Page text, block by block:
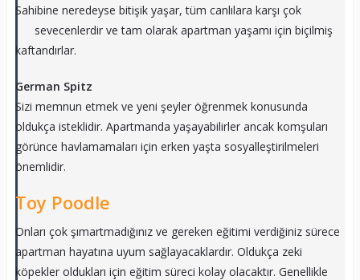
Sahibine neredeyse bitişik yaşar, tüm canlılara karşı çok
sevecenlerdir ve tam olarak apartman yaşamı için biçilmiş
kaftandırlar.
German Spitz
Sizi memnun etmek ve yeni şeyler öğrenmek konusunda
oldukça isteklidir. Apartmanda yaşayabilirler ancak komşuları
görünce havlamamaları için erken yaşta sosyalleştirilmeleri
önemlidir.
Toy Poodle
Onları çok şımartmadığınız ve gereken eğitimi verdiğiniz sürece
apartman hayatına uyum sağlayacaklardır. Oldukça zeki
köpekler oldukları için eğitim süreci kolay olacaktır. Genellikle